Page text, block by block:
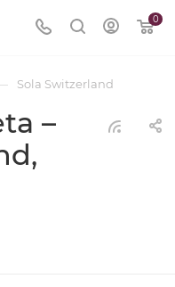
0
Sola Switzerland
–